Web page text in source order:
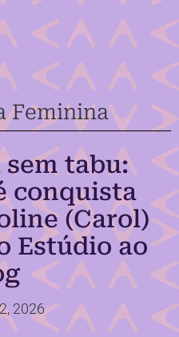
Feminina
sem tabu:
conquista
(Carol)
Estúdio ao
2026